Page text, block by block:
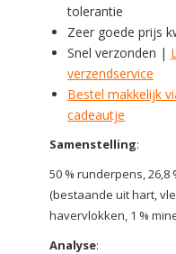
tolerantie
Zeer goede prijs
Snel verzonden |
verzendservice
Bestel makkelijk
cadeautje
Samenstelling:
50 % runderpens, 26,8
(bestaande uit hart,
havervlokken, 1 %
Analyse: